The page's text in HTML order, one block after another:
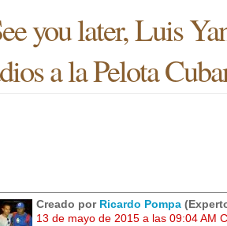
you later, Luis
a la Pelota
Creado por Ricardo Pompa
13 de mayo de 2015 a las 09:04 AM